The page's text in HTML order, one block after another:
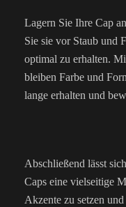
Lagern Sie Ihre Cap
Sie sie vor Staub und
optimal zu erhalten.
bleiben Farbe und
lange erhalten und
Abschließend lässt
Caps eine vielseitige
Akzente zu setzen